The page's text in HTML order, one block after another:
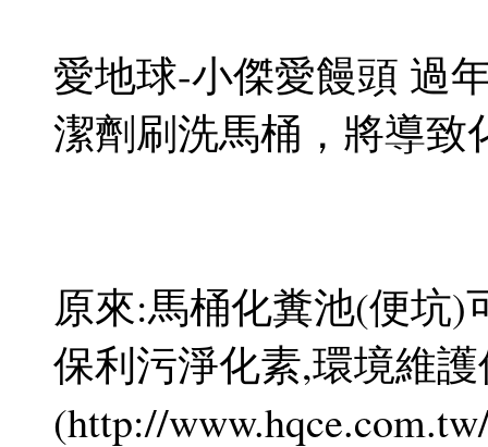
愛地球-小傑愛饅頭 過
潔劑刷洗馬桶，將導致
原來:馬桶化糞池(便坑)
保利污淨化素,環境維
(http://